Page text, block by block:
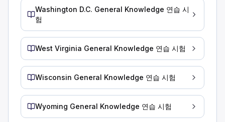
엔진 시동 후:
배터리 충전 표시등은 3~5분 안에 완전히 충전됩니다.
공기압 게이지에 즉시 최대 압력이 표시됩니다.
냉각수 온도 게이지가 정상으로 서서히 상승하기 시작해야 합
트럭 엔진을 시동한 후 냉각수 온도 게이지를 주시하십시오.
사고 현장에서 부상자를 도울 때 피해야 할 행동은 무엇입니까?
화재나 통행 차량으로 인한 위험이 있는 경우 중상을 입은 사
자격을 갖춘 사람이 그들을 돕고 있는 경우, 도움을 요청받지
부상자를 시원하게 유지하십시오.
부상자를 따뜻하게 유지하여 쇼크를 예방하는 것이 중요합니
Washington D.C. General Knowledge 연습 시
험
West Virginia General Knowledge 연습 시험
Wisconsin General Knowledge 연습 시험
Wyoming General Knowledge 연습 시험